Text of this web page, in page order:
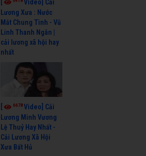
Video] Cải
Lương Xưa : Nước
Mắt Chung Tình - Vũ
Linh Thanh Ngân |
cải lương xã hội hay
nhất
6678Video] Cải
Lương Minh Vương
Lệ Thuỷ Hay Nhất -
Cải Lương Xã Hội
Xưa Bất Hủ